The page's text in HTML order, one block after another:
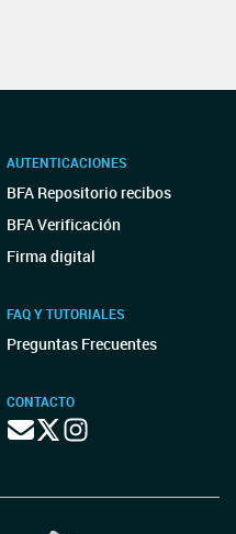
AUTENTICACIONES
BFA Repositorio recibos
BFA Verificación
Firma digital
FAQ Y TUTORIALES
Preguntas Frecuentes
CONTACTO